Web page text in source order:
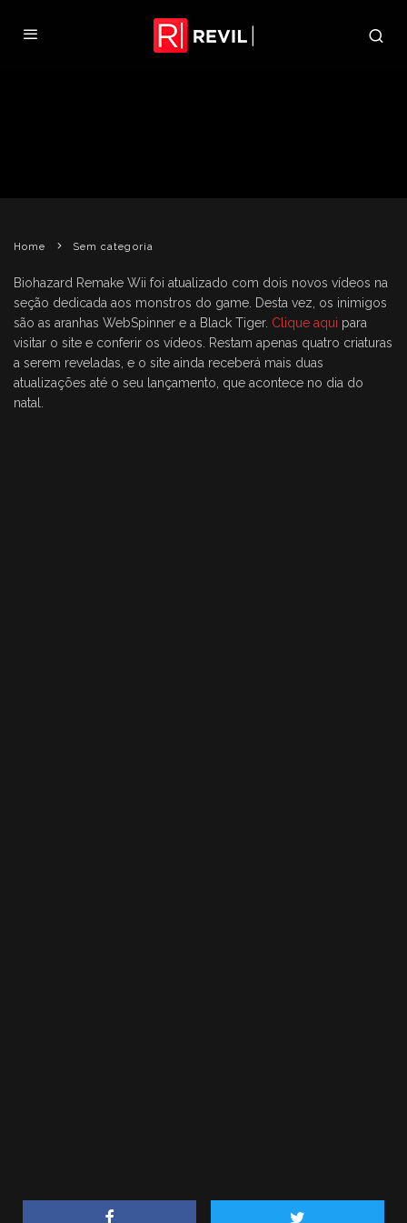
Home
Sem categoria
Biohazard Remake Wii foi atualizado com dois novos vídeos na
seção dedicada aos monstros do game. Desta vez, os inimigos
são as aranhas WebSpinner e a Black Tiger. Clique aqui para
visitar o site e conferir os vídeos. Restam apenas quatro criaturas
a serem reveladas, e o site ainda receberá mais duas
atualizações até o seu lançamento, que acontece no dia do
natal.